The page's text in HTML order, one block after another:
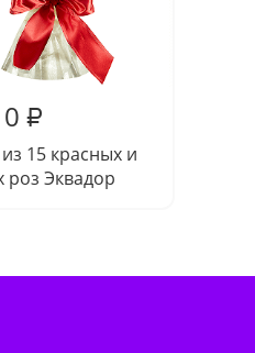
₽
из 15 красных и
роз Эквадор